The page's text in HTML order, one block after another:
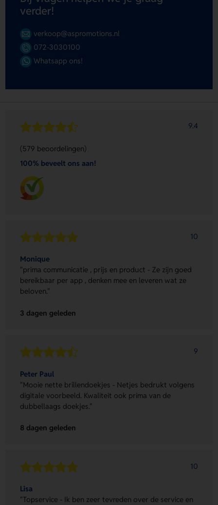
verder!
verkoop@aspromotions.nl
072-3030100
Whatsapp ons!
9.4
(579 beoordelingen)
100% beveelt ons aan!
10
Monique
"prima communicatie , prijs en product - Ze zijn goed
bereikbaar per app , denken mee en leveren wat ze
beloven."
3 dagen geleden
9
Peter Paul
"Mooie nette brillendoekjes - Netjes bedrukt volgens
digitale voorbeeld. Kwaliteit ook prima van de
dubbellaags doekjes."
8 dagen geleden
10
Lisa
"Topservice - Ik ben zeer tevreden over de service en